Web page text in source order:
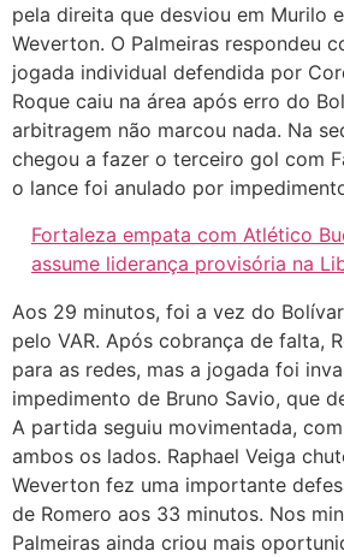
pela direita que desviou em Murilo
Weverton. O Palmeiras respondeu
jogada individual defendida por
Roque caiu na área após erro do
arbitragem não marcou nada. Na
chegou a fazer o terceiro gol com
o lance foi anulado por
Fortaleza empata com Atlético
assume liderança provisória na
Aos 29 minutos, foi a vez do
pelo VAR. Após cobrança de falta,
para as redes, mas a jogada foi
impedimento de Bruno Savio, que
A partida seguiu movimentada,
ambos os lados. Raphael Veiga
Weverton fez uma importante
de Romero aos 33 minutos. Nos
Palmeiras ainda criou mais